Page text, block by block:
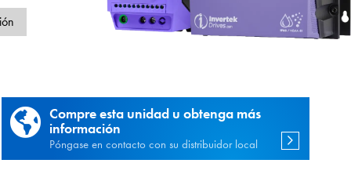
Compre esta unidad u obtenga más
información
Póngase en contacto con su distribuidor local